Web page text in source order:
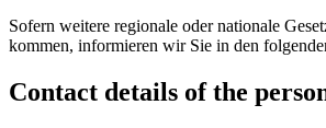
Sofern weitere regionale oder nationale
kommen, informieren wir Sie in den
Contact details of the